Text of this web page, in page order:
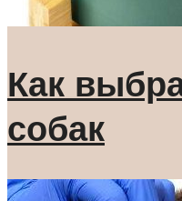
Как
собак